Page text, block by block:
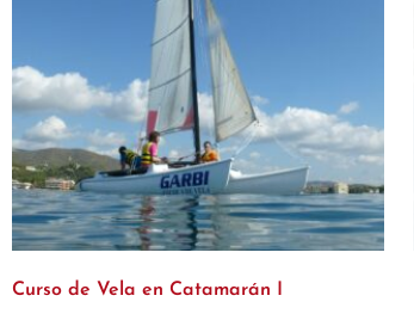
Curso de Vela en Catamarán I